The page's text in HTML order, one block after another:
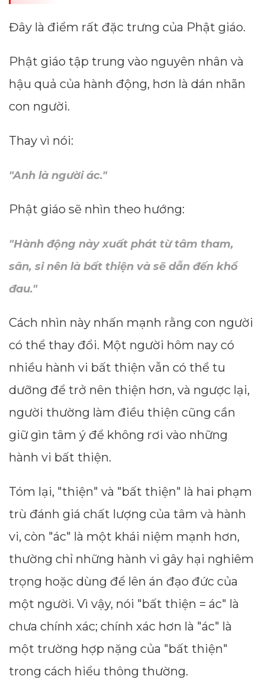
Đây là điểm rất đặc trưng của Phật giáo.
Phật giáo tập trung vào nguyên nhân và
hậu quả của hành động, hơn là dán nhãn
con người.
Thay vì nói:
"Anh là người ác."
Phật giáo sẽ nhìn theo hướng:
"Hành động này xuất phát từ tâm tham,
sân, si nên là bất thiện và sẽ dẫn đến khổ
đau."
Cách nhìn này nhấn mạnh rằng con người
có thể thay đổi. Một người hôm nay có
nhiều hành vi bất thiện vẫn có thể tu
dưỡng để trở nên thiện hơn, và ngược lại,
người thường làm điều thiện cũng cần
giữ gìn tâm ý để không rơi vào những
hành vi bất thiện.
Tóm lại, "thiện" và "bất thiện" là hai phạm
trù đánh giá chất lượng của tâm và hành
vi, còn "ác" là một khái niệm mạnh hơn,
thường chỉ những hành vi gây hại nghiêm
trọng hoặc dùng để lên án đạo đức của
một người. Vì vậy, nói "bất thiện = ác" là
chưa chính xác; chính xác hơn là "ác" là
một trường hợp nặng của "bất thiện"
trong cách hiểu thông thường.